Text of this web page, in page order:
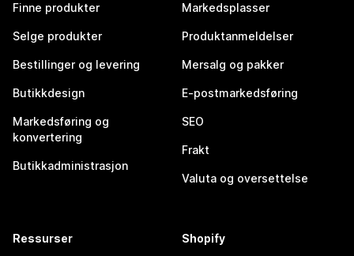
Finne produkter
Selge produkter
Bestillinger og levering
Butikkdesign
Markedsføring og
konvertering
Butikkadministrasjon
Markedsplasser
Produktanmeldelser
Mersalg og pakker
E-postmarkedsføring
SEO
Frakt
Valuta og oversettelse
Ressurser Shopify